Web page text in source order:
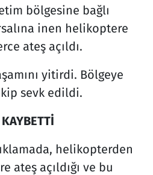
bölgesine bağlı
inen helikoptere
ateş açıldı.
yitirdi. Bölgeye
sevk edildi.
helikopterden
ateş açıldığı ve bu